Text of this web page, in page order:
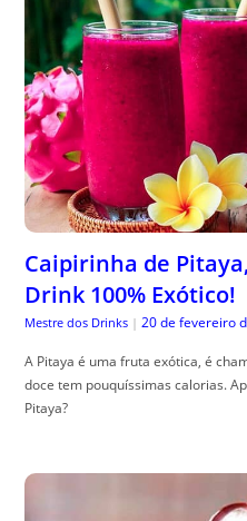
Caipirinha de
Drink 100% Exótico!
Mestre dos Drinks | 20 de fevereiro
A Pitaya é uma fruta exótica, é
doce tem pouquíssimas calorias.
Pitaya?